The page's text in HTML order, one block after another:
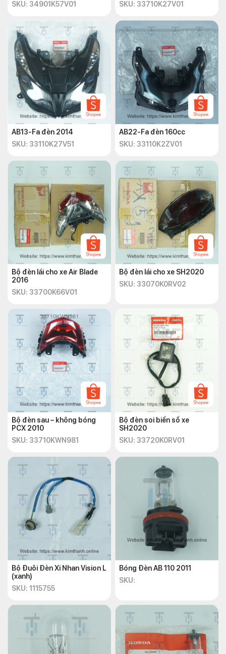
SKU: 34901K57V01 SKU: 33710K27V01
AB13-Fa đèn 2014
SKU: 33110K27V51
AB22-Fa đèn 160cc
SKU: 33110K2ZV01
Bộ đèn lái cho xe Air Blade
2016
SKU: 33700K66V01
Bộ đèn lái cho xe SH2020
SKU: 33070K0RV02
Bộ đèn sau – không bóng
PCX 2010
SKU: 33710KWN981
Bộ đèn soi biển số xe
SH2020
SKU: 33720K0RV01
Bộ Đuôi Đèn Xi Nhan Vision L
(xanh)
SKU: 1115755
Bóng Đèn AB 110 2011
SKU: